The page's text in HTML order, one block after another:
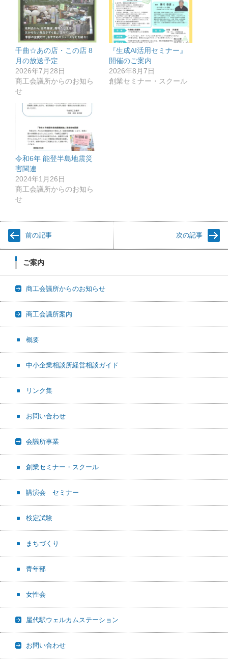
千曲☆あの店・この店 8
月の放送予定
2026年7月28日
商工会議所からのお知ら
せ
『生成AI活用セミナー』
開催のご案内
2026年8月7日
創業セミナー・スクール
令和6年 能登半島地震災
害関連
2024年1月26日
商工会議所からのお知ら
せ
前の記事 次の記事
ご案内
商工会議所からのお知らせ
商工会議所案内
概要
中小企業相談所経営相談ガイド
リンク集
お問い合わせ
会議所事業
創業セミナー・スクール
講演会 セミナー
検定試験
まちづくり
青年部
女性会
屋代駅ウェルカムステーション
お問い合わせ